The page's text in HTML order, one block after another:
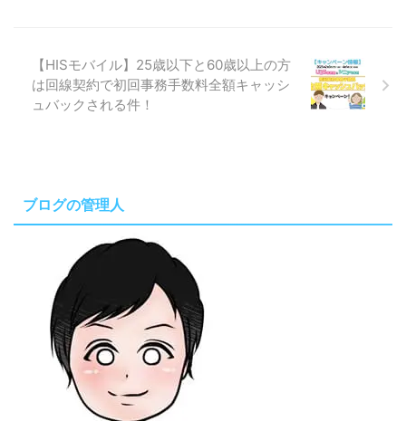
【HISモバイル】25歳以下と60歳以上の方
は回線契約で初回事務手数料全額キャッシ
ュバックされる件！
ブログの管理人